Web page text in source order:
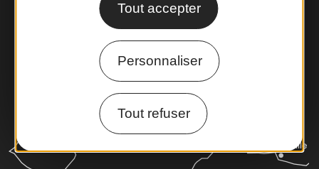
Tout accepter
Personnaliser
Tout refuser